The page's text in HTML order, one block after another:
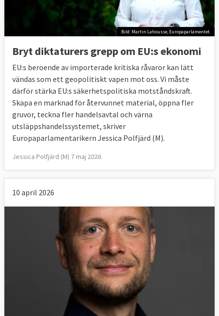
Bild: Martin Lahousse, Europaparlamentet.
Bryt diktaturers grepp om EU:s ekonomi
EU:s beroende av importerade kritiska råvaror kan lätt
vändas som ett geopolitiskt vapen mot oss. Vi måste
därför stärka EU:s säkerhetspolitiska motståndskraft.
Skapa en marknad för återvunnet material, öppna fler
gruvor, teckna fler handelsavtal och värna
utsläppshandelssystemet, skriver
Europaparlamentarikern Jessica Polfjärd (M).
Jessica Polfjärd (M) 7 maj 2026
10 april 2026